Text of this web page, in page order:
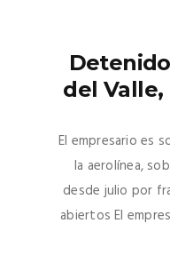
del
El empresario es
la aerolínea,
desde julio por
abiertos El